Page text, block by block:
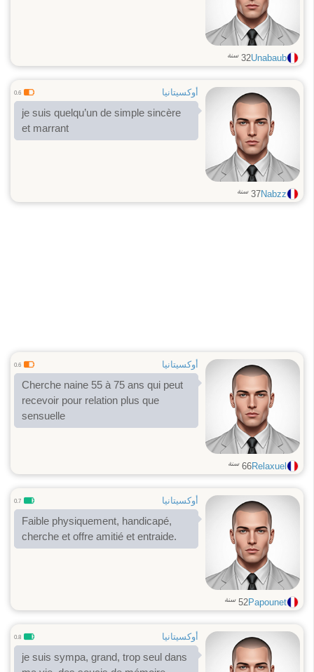
Unabaub
32 سنة
أوكسيتانيا 0.6
je suis quelqu’un de simple sincère
et marrant
Nabzz
37 سنة
أوكسيتانيا 0.6
Cherche naine 55 à 75 ans qui peut
recevoir pour relation plus que
sensuelle
Relaxuel
66 سنة
أوكسيتانيا 0.7
Faible physiquement, handicapé,
cherche et offre amitié et entraide.
Papounet
52 سنة
أوكسيتانيا 0.8
je suis sympa, grand, trop seul dans